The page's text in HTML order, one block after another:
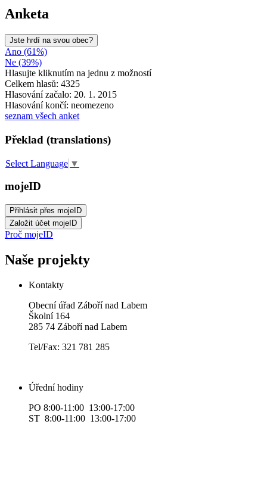
Anketa
Jste hrdí na svou obec?
Ano (61%)
Ne (39%)
Hlasujte kliknutím na jednu z možností
Celkem hlasů: 4325
Hlasování začalo: 20. 1. 2015
Hlasování končí: neomezeno
seznam všech anket
Překlad (translations)
Select Language ▼
mojeID
Proč mojeID
Naše projekty
Kontakty
Obecní úřad Záboří nad Labem
Školní 164
285 74 Záboří nad Labem
Tel/Fax: 321 781 285
Úřední hodiny
PO 8:00-11:00 13:00-17:00
ST 8:00-11:00 13:00-17:00